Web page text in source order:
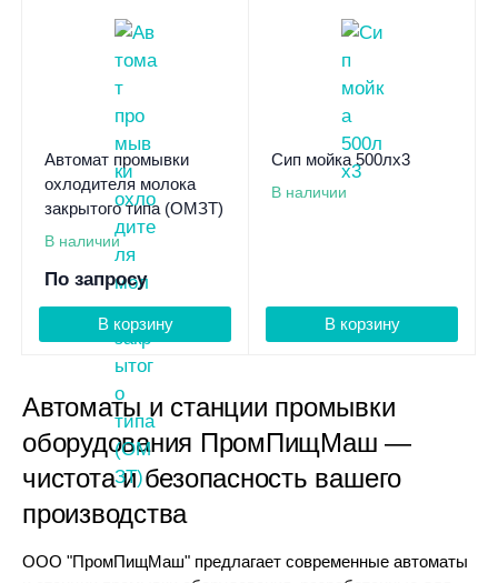
Автомат промывки
охлодителя молока
закрытого типа (ОМЗТ)
В наличии
По запросу
В корзину
Сип мойка 500лх3
В наличии
В корзину
Автоматы и станции промывки
оборудования ПромПищМаш —
чистота и безопасность вашего
производства
ООО "ПромПищМаш" предлагает современные автоматы